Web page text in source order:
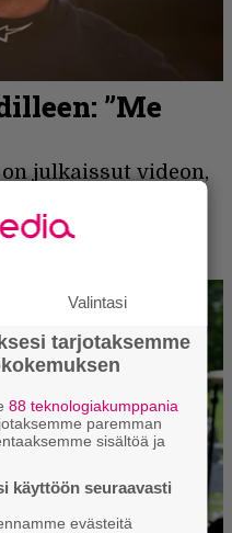
Valintasi
tarjotaksemme
88 teknologiakumppania
paremman
sisältöä ja
käyttöön seuraavasti
evästeitä